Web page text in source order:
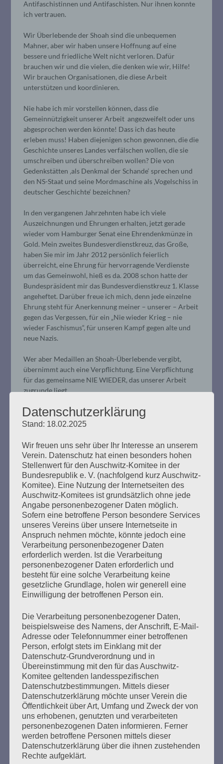
Antifaschistinnen und Antifaschisten. Nur ihnen konnte
ich vertrauen.
Wir Überlebende der Shoah sind die unbequemen
Mahner, aber wir haben unsere Hoffnung auf eine
bessere und friedliche Welt nicht verloren. Dafür
brauchen wir und die vielen, die denken wie wir, Hilfe!
Wir brauchen Organisationen, die diese Arbeit
unterstützen und koordinieren.
Nie habe ich mir vorstellen können, dass die
Gemeinnützigkeit unserer Arbeit angezweifelt oder uns
abgesprochen werden könnte! Dass ich das heute
erleben muss! Haben diejenigen schon gewonnen, die die
Geschichte unseres Landes verfälschen wollen, die sie
umschreiben und überschreiben wollen? Die von
Gedenkstätten ‚als Denkmal der Schande‘ sprechen und
den NS-Staat und seine Mordmaschine als ‚Vogelschiss in
deutscher Geschichte‘ bezeichnen?
In den vergangenen Jahrzehnten habe ich viele
Auszeichnungen und Ehrungen erhalten, jetzt gerade
wieder vom Hamburger Senat eine Ehrendenkmünze in
Gold. Mein zweites Bundesverdienstkreuz, das Große,
haben Sie mir im Jahr 2012 persönlich feierlich
überreicht, eine Ehrung für hervorragende Verdienste
um das Gemeinwohl, hieß es da. 2008 schon hatte der
Bundespräsident mir das Bundesverdienstkreuz 1. Klasse
angeheftet. Darüber freue ich mich, denn jede einzelne
Ehrung steht für Anerkennung meiner – unserer – Arbeit
gegen das Vergessen, für ein „Nie wieder Krieg – nie
wieder Faschismus“, für unseren Kampf gegen alte und
neue Nazis.
Wer aber Medaillen an Shoah-Überlebende vergibt,
übernimmt auch eine Verpflichtung. Eine Verpflichtung
für das gemeinsame NIE WIEDER, das unserer Arbeit
zugrunde liegt.
Und nun frage ich Sie:
Was kann gemeinnütziger sein, als diesen Kampf zu
Entscheidet hierzulande tatsächlich eine Steuerbehörde
über die Existenzmöglichkeit einer Vereinigung von
Überlebenden der Naziverbrechen?
Als zuständiger Minister der Finanzen fordere ich Sie auf,
alles zu tun, um diese unsägliche, ungerechte
Entscheidung der Aberkennung der Gemeinnützigkeit
der Arbeit der VVN–BdA rückgängig zu machen und
entsprechende Gesetzesänderungen vorzuschlagen.
Wir Überlebenden haben einen Auftrag zu erfüllen, der
uns von den Millionen in den Konzentrationslagern und
NS-Gefängnissen Ermordeten und Gequälten erteilt
wurde. Dabei helfen uns viele Freundinnen und Freunde,
die Antifaschistinnen und Antifaschisten – aus Liebe zur
zusätzliche Steuerbelastungen noch weiter erschwert
wird.
Mit freundlichen Grüßen
Esther Bejarano
Vorsitzende
Auschwitz-Komitee in der Bundesrepublik Deutschland
e.V.
Ehrenvorsitzende der Vereinigung der Verfolgten des
Naziregimes – Bund der Antifaschistinnen und
Antifaschisten
N.B.: Dieser Brief wird auch an Fraktionen im Bundestag,
Datenschutzerklärung
Stand: 18.02.2025
Wir freuen uns sehr über Ihr Interesse an unserem
Verein. Datenschutz hat einen besonders hohen
Stellenwert für den Auschwitz-Komitee in der
Bundesrepublik e. V. (nachfolgend kurz Auschwitz-
Komitee). Eine Nutzung der Internetseiten des
Auschwitz-Komitees ist grundsätzlich ohne jede
Angabe personenbezogener Daten möglich.
Sofern eine betroffene Person besondere Services
unseres Vereins über unsere Internetseite in
Anspruch nehmen möchte, könnte jedoch eine
Verarbeitung personenbezogener Daten
erforderlich werden. Ist die Verarbeitung
personenbezogener Daten erforderlich und
besteht für eine solche Verarbeitung keine
gesetzliche Grundlage, holen wir generell eine
Einwilligung der betroffenen Person ein.
Die Verarbeitung personenbezogener Daten,
beispielsweise des Namens, der Anschrift, E-Mail-
Adresse oder Telefonnummer einer betroffenen
Person, erfolgt stets im Einklang mit der
Datenschutz-Grundverordnung und in
Übereinstimmung mit den für das Auschwitz-
Komitee geltenden landesspezifischen
Datenschutzbestimmungen. Mittels dieser
Datenschutzerklärung möchte unser Verein die
Öffentlichkeit über Art, Umfang und Zweck der von
uns erhobenen, genutzten und verarbeiteten
personenbezogenen Daten informieren. Ferner
werden betroffene Personen mittels dieser
Datenschutzerklärung über die ihnen zustehenden
Rechte aufgeklärt.